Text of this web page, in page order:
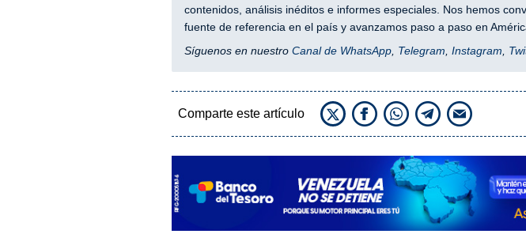
contenidos, análisis inéditos e informes especiales. Nos hemos
fuente de referencia en el país y avanzamos paso a paso en
Síguenos en nuestro Canal de WhatsApp, Telegram, Instagram,
Comparte este artículo